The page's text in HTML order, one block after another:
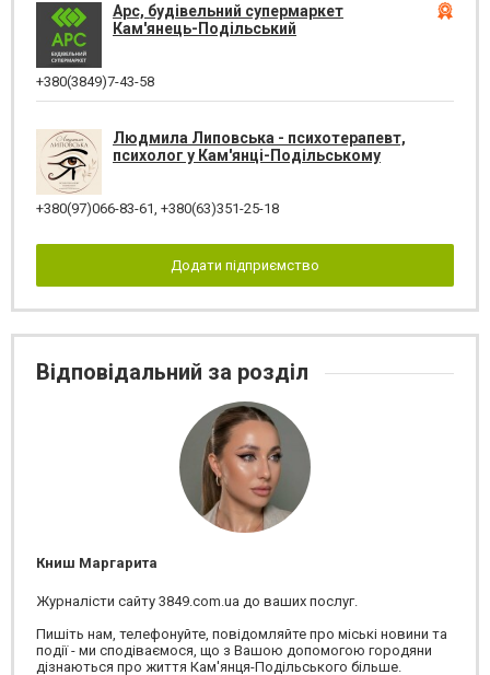
Арс, будівельний супермаркет
Кам'янець-Подільський
+380(3849)7-43-58
Людмила Липовська - психотерапевт,
психолог у Кам'янці-Подільському
+380(97)066-83-61 +380(63)351-25-18
Додати підприємство
Відповідальний за розділ
Книш Маргарита
Журналісти сайту 3849.com.ua до ваших послуг.
Пишіть нам, телефонуйте, повідомляйте про міські новини та
події - ми сподіваємося, що з Вашою допомогою городяни
дізнаються про життя Кам'янця-Подільського більше.